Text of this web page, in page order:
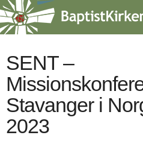
Spring
menu
over
gå
indholdVend
tilbage
forsiden
1.0:
Forside
SENT –
Stavanger i
2023